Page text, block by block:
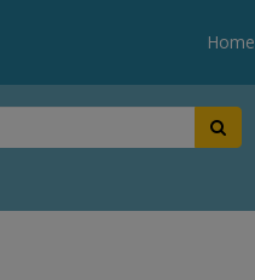
Home